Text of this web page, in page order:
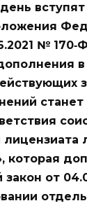
№
станет
лицензиата
которая
от